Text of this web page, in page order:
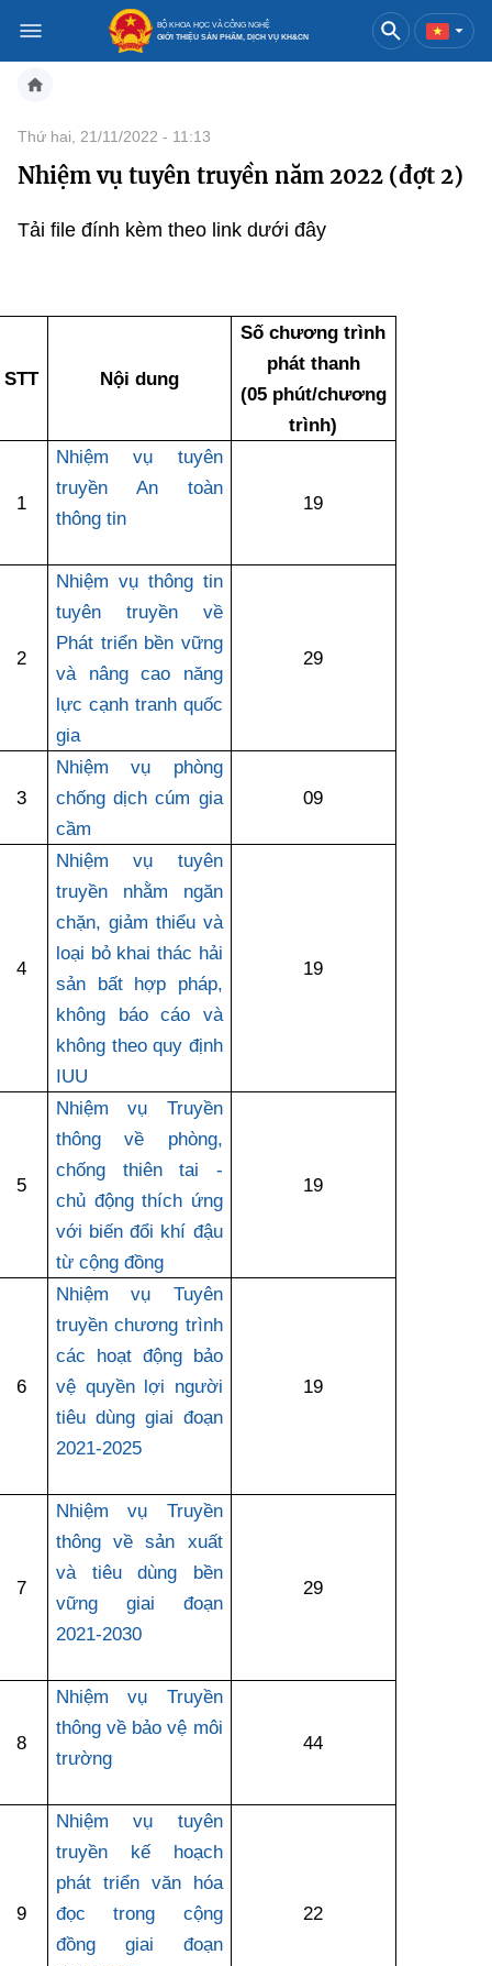
BỘ KHOA HỌC VÀ CÔNG NGHỆ
GIỚI THIỆU SẢN PHẨM, DỊCH VỤ KH&CN
Danh mục
Trang chủ
Sản phẩm
Dịch vụ
Báo điện tử
Truyền hình
Sản phẩm
Bưu chính
Dịch vụ
Chuyển phát nhanh
Sản phẩm
Phần cứng
Phần mềm
Tần số vô tuyến điện
Bảo mật
Giải pháp
Công nghệ thông tin, Điện tử
Dịch vụ
Phần cứng
Phần mềm
Bảo mật
Nội dung số
Chữ ký số
Giải pháp
Tư vấn
Hành chính
Bảng điện tử
Chọn ngôn ngữ
Việt Nam
MINISTRY OF SCIENCE AND TECHNOLOGY
Hệ thống nội bộ
Sơ đồ trang
Liên kết
Cơ quan chủ quản: Bộ Khoa học và Công nghệ (MST)
Chịu trách nhiệm nội dung: Nguyễn Thị Hải Hằng Giám đốc
Trung tâm Truyền thông Khoa học và Công nghệ.
Liên hệ
Địa chỉ: Ban Biên tập Cổng TTĐT - 18 Nguyễn Du, TP. Hà Nội
Điện thoại: 024 3936 9506
Email: stc@mst.gov.vn
Theo dõi MST trên
©2025 Bản quyền thuộc Bộ Khoa Học và Công Nghệ
(Ghi rõ nguồn "https://mst.gov.vn" khi phát hành lại thông tin
từ website này)
Thứ hai, 21/11/2022 - 11:13
Nhiệm vụ tuyên truyền năm 2022 (đợt 2)
Tải file đính kèm theo link dưới đây
STT Nội dung
Số chương trình
phát thanh
(05 phút/chương
trình)
1
Nhiệm vụ tuyên
truyền An toàn
thông tin
19
2
Nhiệm vụ thông tin
tuyên truyền về
Phát triển bền vững
và nâng cao năng
lực cạnh tranh quốc
gia
29
3
Nhiệm vụ phòng
chống dịch cúm gia
cầm
09
4
Nhiệm vụ tuyên
truyền nhằm ngăn
chặn, giảm thiểu và
loại bỏ khai thác hải
sản bất hợp pháp,
không báo cáo và
không theo quy định
IUU
19
5
Nhiệm vụ Truyền
thông về phòng,
chống thiên tai -
chủ động thích ứng
với biến đổi khí đậu
từ cộng đồng
19
6
Nhiệm vụ Tuyên
truyền chương trình
các hoạt động bảo
vệ quyền lợi người
tiêu dùng giai đoạn
2021-2025
19
7
Nhiệm vụ Truyền
thông về sản xuất
và tiêu dùng bền
vững giai đoạn
2021-2030
29
8
Nhiệm vụ Truyền
thông về bảo vệ môi
trường
44
9
Nhiệm vụ tuyên
truyền kế hoạch
phát triển văn hóa
đọc trong cộng
đồng giai đoạn
22